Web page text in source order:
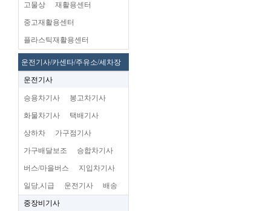
고물상 재활용센터
중고재활용센터
플라스틱재활용센터
운전기사/카센타/주유소/세차장
운전기사
승용차기사 봉고차기사
화물차기사 택배기사
상하차 가구점기사
가구배달보조 승합차기사
버스/마을버스 지입차기사
일당,시급 운전기사 배송
중장비기사